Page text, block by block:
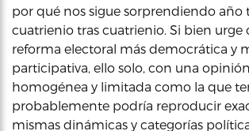
por qué nos sigue sorprendiendo año
cuatrienio tras cuatrienio. Si bien urge
reforma electoral más democrática y
participativa, ello solo, con una
homogénea y limitada como la que
probablemente podría reproducir
mismas dinámicas y categorías